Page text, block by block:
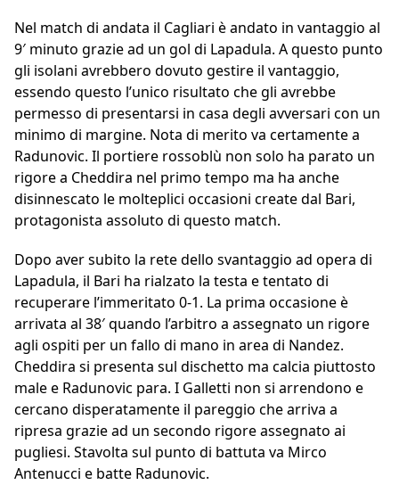
Nel match di andata il Cagliari è andato in vantaggio al
9′ minuto grazie ad un gol di Lapadula. A questo punto
gli isolani avrebbero dovuto gestire il vantaggio,
essendo questo l’unico risultato che gli avrebbe
permesso di presentarsi in casa degli avversari con un
minimo di margine. Nota di merito va certamente a
Radunovic. Il portiere rossoblù non solo ha parato un
rigore a Cheddira nel primo tempo ma ha anche
disinnescato le molteplici occasioni create dal Bari,
protagonista assoluto di questo match.
Dopo aver subito la rete dello svantaggio ad opera di
Lapadula, il Bari ha rialzato la testa e tentato di
recuperare l’immeritato 0-1. La prima occasione è
arrivata al 38′ quando l’arbitro a assegnato un rigore
agli ospiti per un fallo di mano in area di Nandez.
Cheddira si presenta sul dischetto ma calcia piuttosto
male e Radunovic para. I Galletti non si arrendono e
cercano disperatamente il pareggio che arriva a
ripresa grazie ad un secondo rigore assegnato ai
pugliesi. Stavolta sul punto di battuta va Mirco
Antenucci e batte Radunovic.